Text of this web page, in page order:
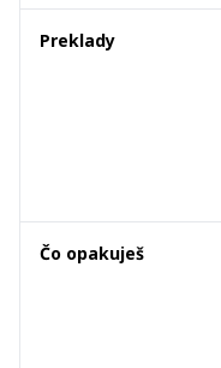
Preklady
Čo opakuješ